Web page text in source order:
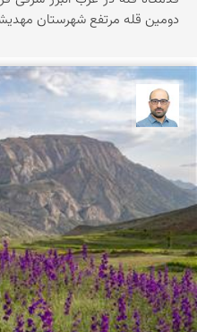
دومین قله مرتفع شهرستان